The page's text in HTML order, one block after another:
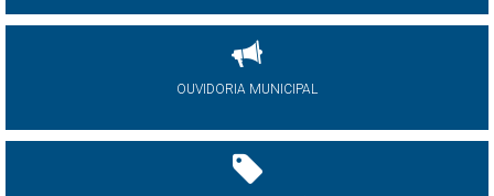
OUVIDORIA MUNICIPAL